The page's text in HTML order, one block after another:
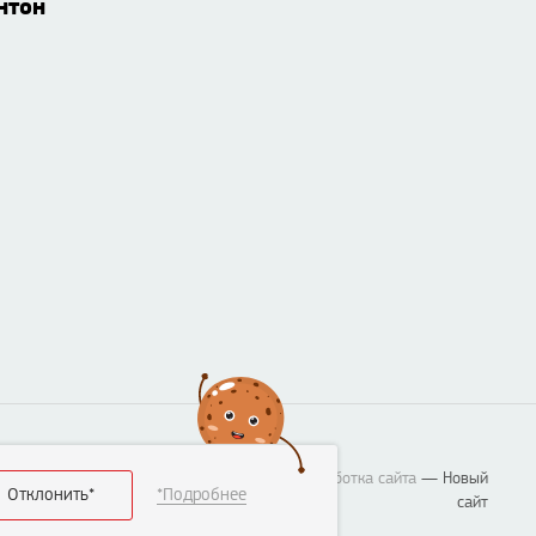
Разработка сайта — Новый
сайт
Отклонить* *Подробнее